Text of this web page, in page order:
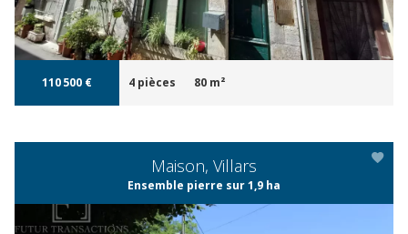
110 500 € 4 pièces 80 m²
Maison, Villars
Ensemble pierre sur 1,9 ha